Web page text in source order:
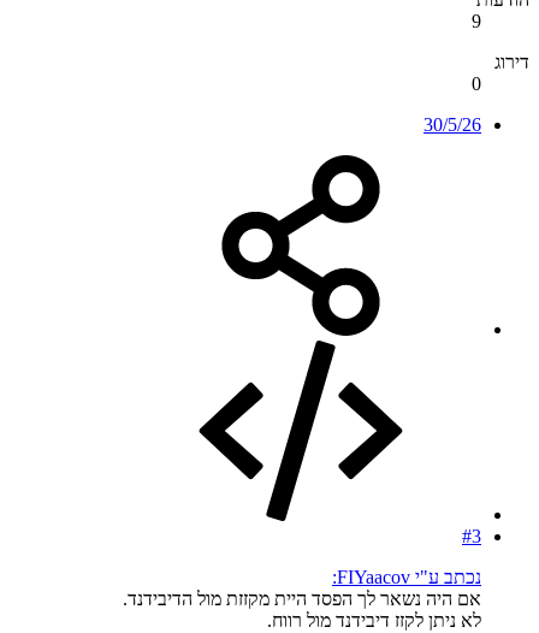
9
דירוג
0
30/5/26
#3
נכתב ע"י FIYaacov:
אם היה נשאר לך הפסד היית מקזזת מול הדיבידנד.
לא ניתן לקזז דיבידנד מול רווח.